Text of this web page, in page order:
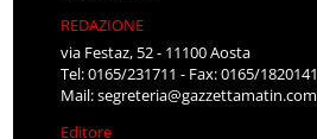
REDAZIONE
via Festaz, 52 - 11100 Aosta
Tel: 0165/231711 - Fax: 0165/1820141
Mail:segreteria@gazzettamatin.com
Editore